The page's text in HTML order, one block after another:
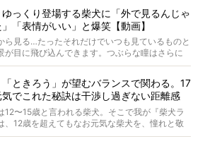
っくり登場する柴犬に「外で見るんじゃ
「表情がいい」と爆笑【動画】
ら見る…たったそれだけでいつも見ているものと
が目に飛び込んできます。つぶらな瞳はさらに
え、モフモフのお顔はさらにモフモフに見えま
「ときろう」が望むバランスで関わる。17
気でこれた秘訣は干渉し過ぎない距離感
う
12〜15歳と言われる柴犬。そこで我が『柴犬ラ
、12歳を超えてもなお元気な柴犬を、憧れと敬
“レジェンド柴”と呼んでいます。 この特集で